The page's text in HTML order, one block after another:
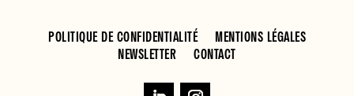
POLITIQUE DE CONFIDENTIALITÉ
MENTIONS LÉGALES
NEWSLETTER
CONTACT